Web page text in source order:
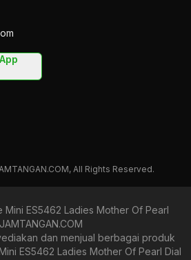
All Rights Reserved.
Mini ES5462 Ladies Mother Of Pearl
dan menjual berbagai produk
ES5462 Ladies Mother Of Pearl Dial